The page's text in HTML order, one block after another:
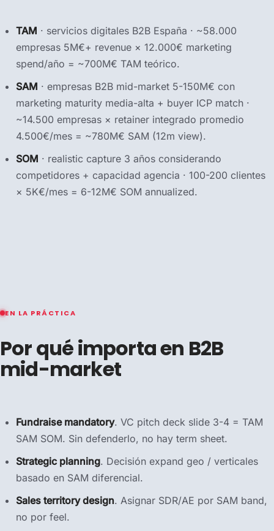
TAM · servicios digitales B2B España · ~58.000
empresas 5M€+ revenue × 12.000€ marketing
spend/año = ~700M€ TAM teórico.
SAM · empresas B2B mid-market 5-150M€ con
marketing maturity media-alta + buyer ICP match ·
~14.500 empresas × retainer integrado promedio
4.500€/mes = ~780M€ SAM (12m view).
SOM · realistic capture 3 años considerando
competidores + capacidad agencia · 100-200 clientes
× 5K€/mes = 6-12M€ SOM annualized.
EN LA PRÁCTICA
Por qué importa en B2B
mid-market
Fundraise mandatory. VC pitch deck slide 3-4 = TAM
SAM SOM. Sin defenderlo, no hay term sheet.
Strategic planning. Decisión expand geo / verticales
basado en SAM diferencial.
Sales territory design. Asignar SDR/AE por SAM band,
no por feel.